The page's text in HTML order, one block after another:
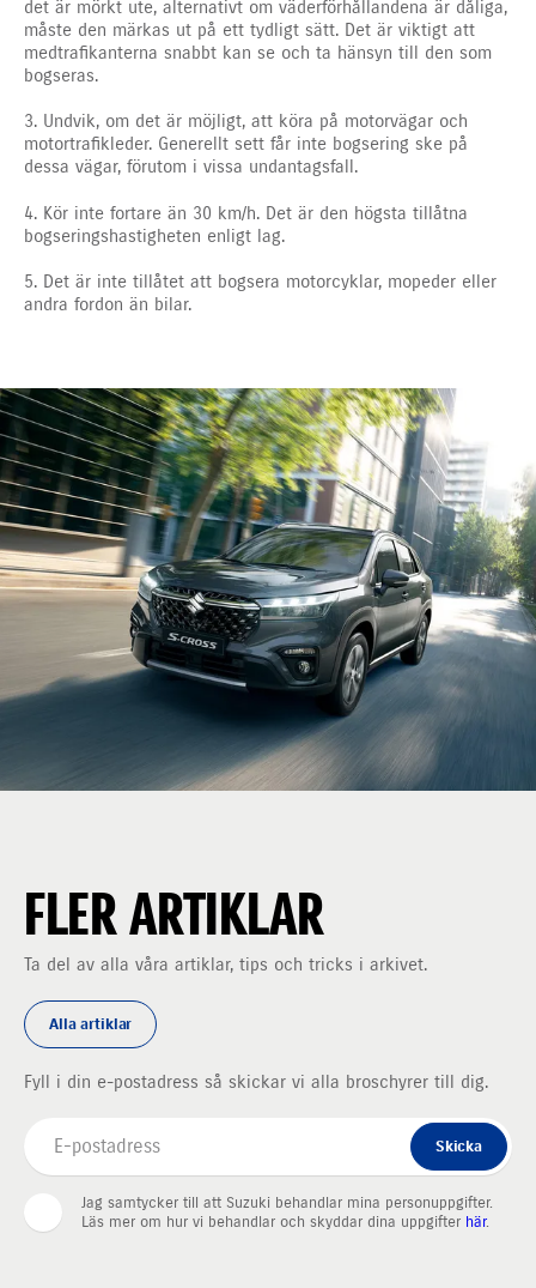
det är mörkt ute, alternativt om väderförhållandena är dåliga,
måste den märkas ut på ett tydligt sätt. Det är viktigt att
medtrafikanterna snabbt kan se och ta hänsyn till den som
bogseras.
3. Undvik, om det är möjligt, att köra på motorvägar och
motortrafikleder. Generellt sett får inte bogsering ske på
dessa vägar, förutom i vissa undantagsfall.
4. Kör inte fortare än 30 km/h. Det är den högsta tillåtna
bogseringshastigheten enligt lag.
5. Det är inte tillåtet att bogsera motorcyklar, mopeder eller
andra fordon än bilar.
FLER ARTIKLAR
Ta del av alla våra artiklar, tips och tricks i arkivet.
Alla artiklar
Fyll i din e-postadress så skickar vi alla broschyrer till dig.
Skicka
Jag samtycker till att Suzuki behandlar mina personuppgifter.
Läs mer om hur vi behandlar och skyddar dina uppgifter här.